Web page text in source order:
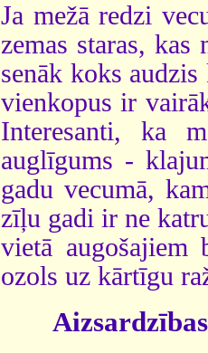
Ja mežā redzi
zemas staras,
senāk koks
vienkopus ir
Interesanti, ka
auglīgums -
gadu vecumā,
zīļu gadi ir ne
vietā augošajiem
ozols uz kārtīgu